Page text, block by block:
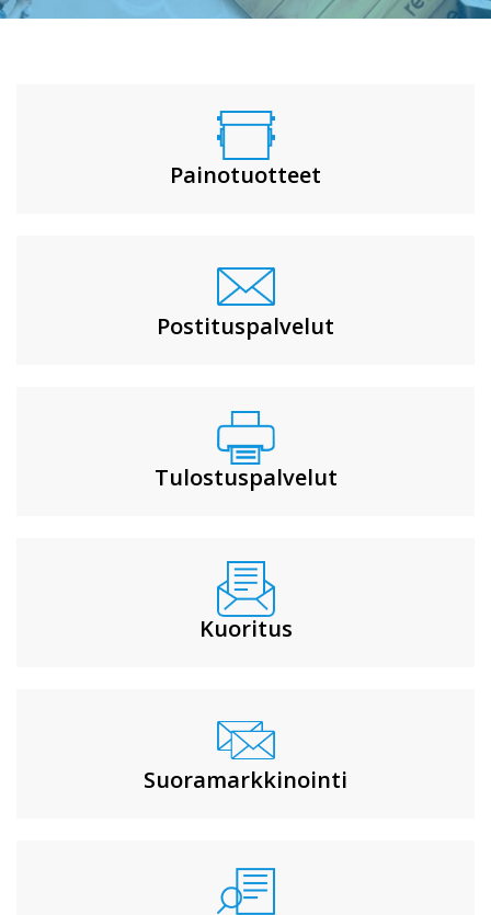
Painotuotteet
Postituspalvelut
Tulostuspalvelut
Kuoritus
Suoramarkkinointi